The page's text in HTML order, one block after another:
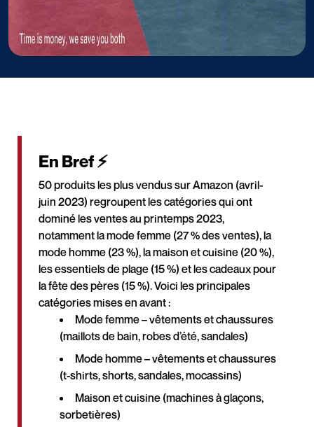
En Bref ⚡
50 produits les plus vendus sur Amazon (avril-
juin 2023) regroupent les catégories qui ont
dominé les ventes au printemps 2023,
notamment la mode femme (27 % des ventes), la
mode homme (23 %), la maison et cuisine (20 %),
les essentiels de plage (15 %) et les cadeaux pour
la fête des pères (15 %). Voici les principales
catégories mises en avant :
Mode femme – vêtements et chaussures
(maillots de bain, robes d’été, sandales)
Mode homme – vêtements et chaussures
(t-shirts, shorts, sandales, mocassins)
Maison et cuisine (machines à glaçons,
sorbetières)